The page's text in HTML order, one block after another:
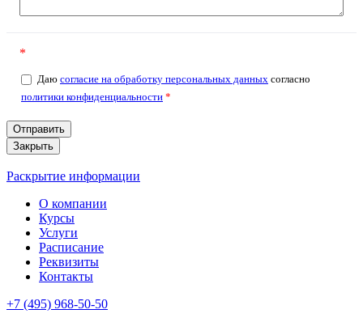
*
Даю согласие на обработку персональных данных согласно
политики конфиденциальности *
Закрыть
Раскрытие информации
О компании
Курсы
Услуги
Расписание
Реквизиты
Контакты
+7 (495) 968-50-50